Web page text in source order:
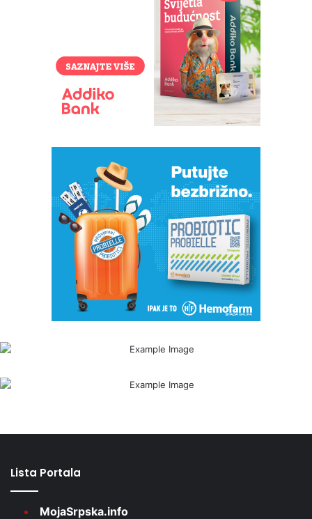
Lista Portala
MojaSrpska.info